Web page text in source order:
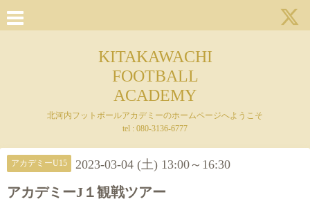
KITAKAWACHI
FOOTBALL
ACADEMY
北河内フットボールアカデミーのホームページへようこそ
tel : 080-3136-6777
アカデミーU15 2023-03-04 (土) 13:00～16:30
アカデミーJ１観戦ツアー